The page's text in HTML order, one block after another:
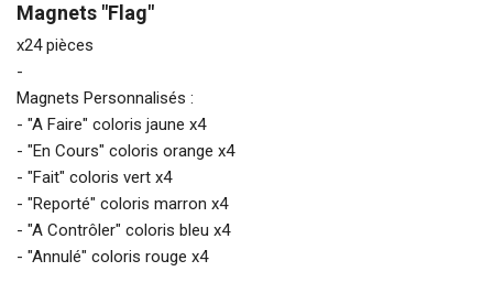
Magnets "Flag"
x24 pièces
-
Magnets Personnalisés :
- "A Faire" coloris jaune x4
- "En Cours" coloris orange x4
- "Fait" coloris vert x4
- "Reporté" coloris marron x4
- "A Contrôler" coloris bleu x4
- "Annulé" coloris rouge x4